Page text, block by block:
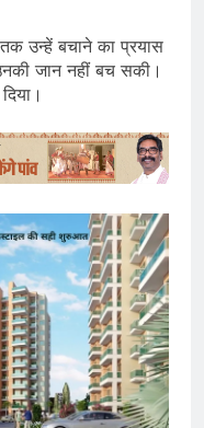
उन्हें बचाने का प्रयास
जान नहीं बच सकी।